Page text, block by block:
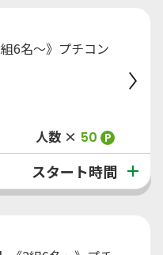
6名～》プチコン
人数 × 50 P
スタート時間